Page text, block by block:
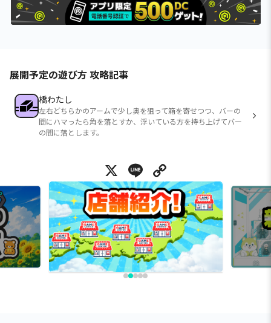
展開予定の遊び方 攻略記事
橋わたし
左右どちらかのアームで少し奥を狙って箱を寄せつつ、バーの
間にハマったら角を落とすか、浮いている方を持ち上げてバー
の間に落とします。
X Line